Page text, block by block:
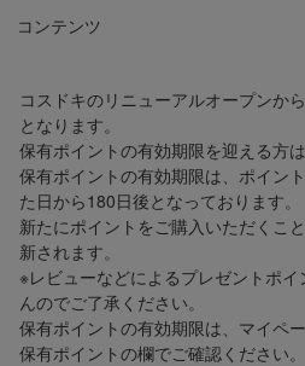
コンテンツ
コスドキのリニューアルオープンか
となります。
保有ポイントの有効期限を迎える方
保有ポイントの有効期限は、ポイン
た日から180日後となっております。
新たにポイントをご購入いただくこ
新されます。
※レビューなどによるプレゼントポ
んのでご了承ください。
保有ポイントの有効期限は、マイペ
保有ポイントの欄でご確認ください。